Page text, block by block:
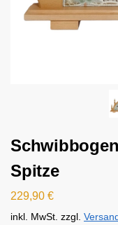
Spitze
229,90 €
inkl. MwSt. zzgl.